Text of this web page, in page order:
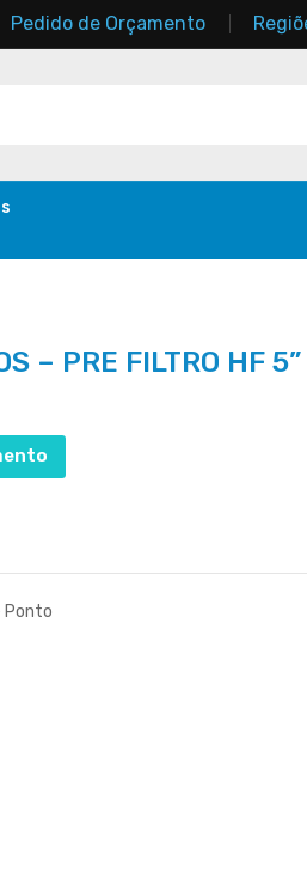
Pedido de Orçamento
– PRE FILTRO HF
Ponto